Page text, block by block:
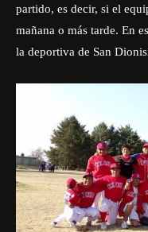
partido, es decir, si el
mañana o más tarde. En
la deportiva de San